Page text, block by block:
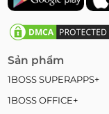
Sản phẩm
1BOSS SUPERAPPS+
1BOSS OFFICE+